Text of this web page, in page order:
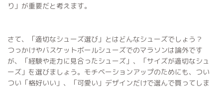
り」が重要だと考えます。
さて、「適切なシューズ選び」とはどんなシューズでしょう？
つっかけやバスケットボールシューズでのマラソンは論外です
が、「経験や走力に見合ったシューズ」、「サイズが適切なシュ
ーズ」を選びましょう。モチベーションアップのためにも、つい
つい「格好いい」、「可愛い」デザインだけで選んで買ってしま